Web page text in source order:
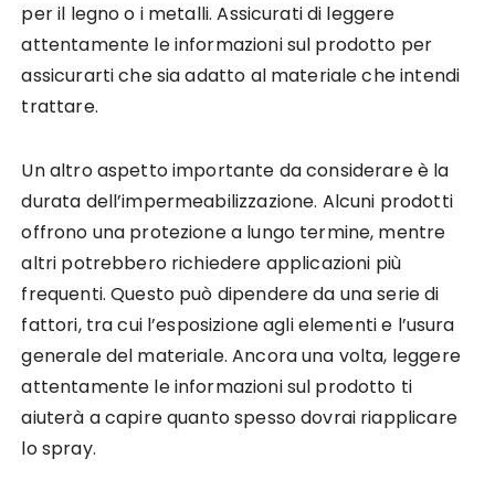
per il legno o i metalli. Assicurati di leggere
attentamente le informazioni sul prodotto per
assicurarti che sia adatto al materiale che intendi
trattare.
Un altro aspetto importante da considerare è la
durata dell’impermeabilizzazione. Alcuni prodotti
offrono una protezione a lungo termine, mentre
altri potrebbero richiedere applicazioni più
frequenti. Questo può dipendere da una serie di
fattori, tra cui l’esposizione agli elementi e l’usura
generale del materiale. Ancora una volta, leggere
attentamente le informazioni sul prodotto ti
aiuterà a capire quanto spesso dovrai riapplicare
lo spray.